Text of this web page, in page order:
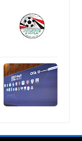
2025-2026